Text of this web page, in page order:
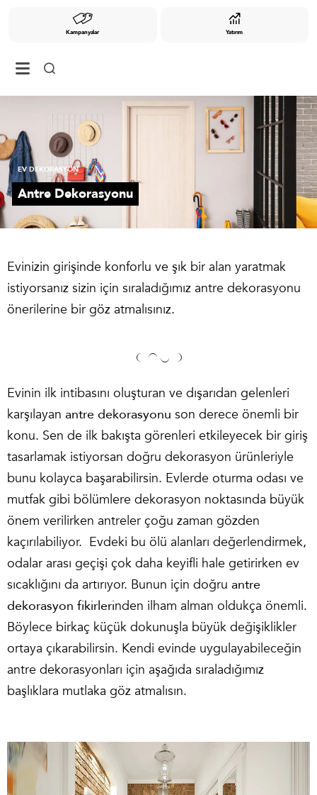
Kampanyalar Yatırım
EV DEKORASYON
Antre Dekorasyonu
Evinizin girişinde konforlu ve şık bir alan yaratmak
istiyorsanız sizin için sıraladığımız antre dekorasyonu
önerilerine bir göz atmalısınız.
Evinin ilk intibasını oluşturan ve dışarıdan gelenleri
karşılayan antre dekorasyonu son derece önemli bir
konu. Sen de ilk bakışta görenleri etkileyecek bir giriş
tasarlamak istiyorsan doğru dekorasyon ürünleriyle
bunu kolayca başarabilirsin. Evlerde oturma odası ve
mutfak gibi bölümlere dekorasyon noktasında büyük
önem verilirken antreler çoğu zaman gözden
kaçırılabiliyor. Evdeki bu ölü alanları değerlendirmek,
odalar arası geçişi çok daha keyifli hale getirirken ev
sıcaklığını da artırıyor. Bunun için doğru antre
dekorasyon fikirlerinden ilham alman oldukça önemli.
Böylece birkaç küçük dokunuşla büyük değişiklikler
ortaya çıkarabilirsin. Kendi evinde uygulayabileceğin
antre dekorasyonları için aşağıda sıraladığımız
başlıklara mutlaka göz atmalısın.